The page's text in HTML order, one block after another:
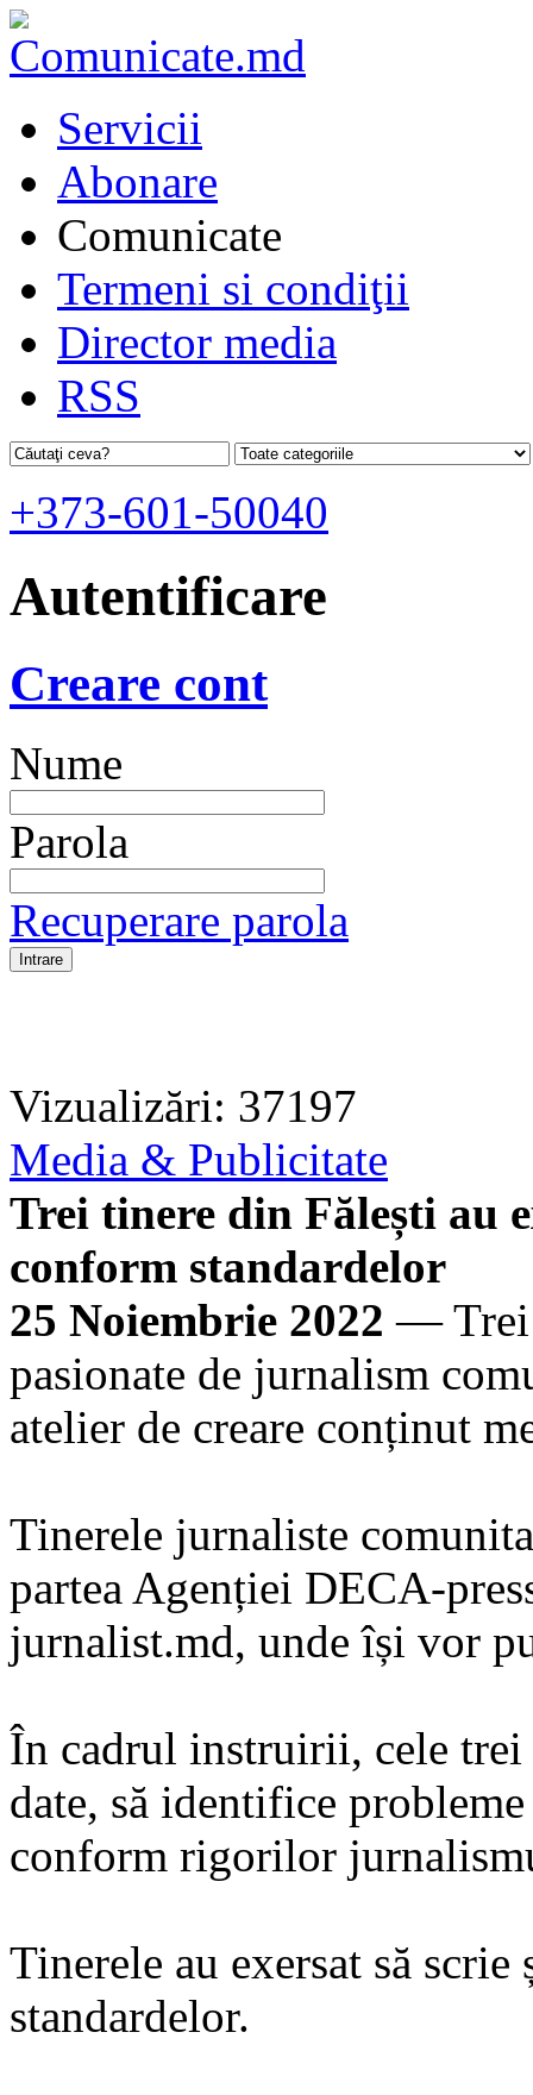
Servicii
Abonare
Comunicate
Termeni si condiţii
Director media
RSS
+373-601-50040
Autentificare
Creare cont
Nume
Parola
Recuperare parola
Vizualizări: 37197
Media & Publicitate
Trei tinere din Fălești au
conform standardelor
25 Noiembrie 2022 — Trei
pasionate de jurnalism
atelier de creare conținut
Tinerele jurnaliste
partea Agenției DECA-
jurnalist.md, unde își vor
În cadrul instruirii, cele trei
date, să identifice
conform rigorilor
Tinerele au exersat să
standardelor.